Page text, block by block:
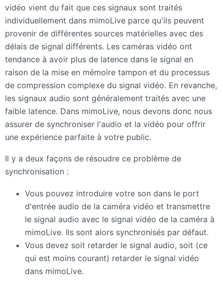
vidéo vient du fait que ces signaux sont traités
individuellement dans mimoLive parce qu'ils peuvent
provenir de différentes sources matérielles avec des
délais de signal différents. Les caméras vidéo ont
tendance à avoir plus de latence dans le signal en
raison de la mise en mémoire tampon et du processus
de compression complexe du signal vidéo. En revanche,
les signaux audio sont généralement traités avec une
faible latence. Dans mimoLive, nous devons donc nous
assurer de synchroniser l'audio et la vidéo pour offrir
une expérience parfaite à votre public.
Il y a deux façons de résoudre ce problème de
synchronisation :
Vous pouvez introduire votre son dans le port
d'entrée audio de la caméra vidéo et transmettre
le signal audio avec le signal vidéo de la caméra à
mimoLive. Ils sont alors synchronisés par défaut.
Vous devez soit retarder le signal audio, soit (ce
qui est moins courant) retarder le signal vidéo
dans mimoLive.